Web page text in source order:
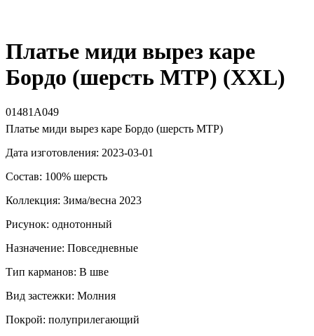
Платье миди вырез каре
Бордо (шерсть МТР) (XXL)
01481А049
Платье миди вырез каре Бордо (шерсть МТР)
Дата изготовления: 2023-03-01
Состав: 100% шерсть
Коллекция: Зима/весна 2023
Рисунок: однотонный
Назначение: Повседневные
Тип карманов: В шве
Вид застежки: Молния
Покрой: полуприлегающий